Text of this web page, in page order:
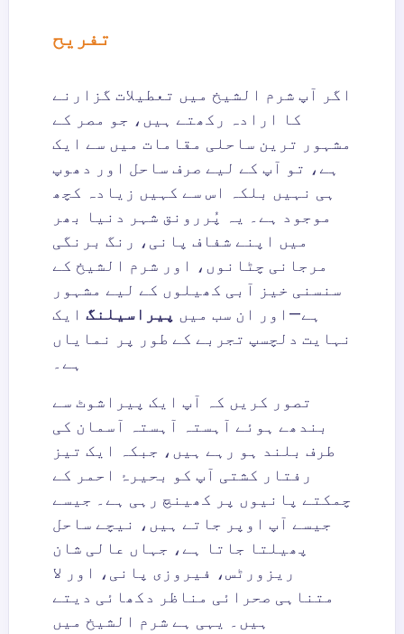
تفریح
اگر آپ شرم الشیخ میں تعطیلات گزارنے
کا ارادہ رکھتے ہیں، جو مصر کے
مشہور ترین ساحلی مقامات میں سے ایک
ہے، تو آپ کے لیے صرف ساحل اور دھوپ
ہی نہیں بلکہ اس سے کہیں زیادہ کچھ
موجود ہے۔ یہ پُررونق شہر دنیا بھر
میں اپنے شفاف پانی، رنگ برنگی
مرجانی چٹانوں، اور شرم الشیخ کے
سنسنی خیز آبی کھیلوں کے لیے مشہور
ہے—اور ان سب میں پیراسیلنگ ایک
نہایت دلچسپ تجربے کے طور پر نمایاں
ہے۔
تصور کریں کہ آپ ایک پیراشوٹ سے
بندھے ہوئے آہستہ آہستہ آسمان کی
طرف بلند ہو رہے ہیں، جبکہ ایک تیز
رفتار کشتی آپ کو بحیرۂ احمر کے
چمکتے پانیوں پر کھینچ رہی ہے۔ جیسے
جیسے آپ اوپر جاتے ہیں، نیچے ساحل
پھیلتا جاتا ہے، جہاں عالی شان
ریزورٹس، فیروزی پانی، اور لا
متناہی صحرائی مناظر دکھائی دیتے
ہیں۔ یہی ہے شرم الشیخ میں